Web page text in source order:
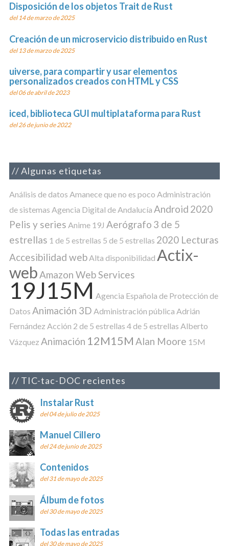
Disposición de los objetos Trait de Rust
del 14 de marzo de 2025
Creación de un microservicio distribuido en Rust
del 13 de marzo de 2025
uiverse, para compartir y usar elementos
personalizados creados con HTML y CSS
del 06 de abril de 2023
iced, biblioteca GUI multiplataforma para Rust
del 26 de junio de 2022
Algunas etiquetas
Análisis de datos Amanece que no es poco Administración
de sistemas Agencia Digital de Andalucía Android 2020
Pelis y series Anime 19J Aerógrafo 3 de 5
estrellas 1 de 5 estrellas 5 de 5 estrellas 2020 Lecturas
Accesibilidad webAlta disponibilidad Actix-
webAmazon Web Services
19J15M Agencia Española de Protección de
Datos Animación 3D Administración pública Adrián
Fernández Acción 2 de 5 estrellas 4 de 5 estrellas Alberto
Vázquez Animación 12M15M Alan Moore 15M
TIC-tac-DOC recientes
Instalar Rust
del 04 de julio de 2025
Manuel Cillero
del 24 de junio de 2025
Contenidos
del 31 de mayo de 2025
Álbum de fotos
del 30 de mayo de 2025
Todas las entradas
del 30 de mayo de 2025